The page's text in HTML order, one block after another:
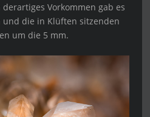
Vorkommen gab es
und die in Klüften sitzenden
um die 5 mm.